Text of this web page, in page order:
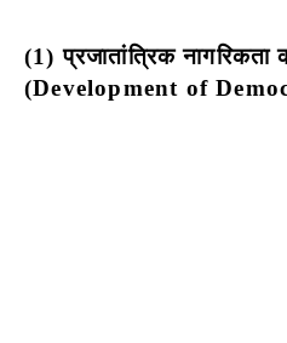
(1) प्रजातांत्रिक नागरिकता
(Development of